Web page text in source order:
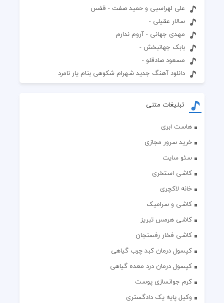
علی لهراسبی و حمید صفت - قفس
سالار عقیلی -
مهدی جهانی - آروم ندارم
بابک جهانبخش -
مسعود صادقلو -
دانلود آهنگ جدید شهرام شکوهی بنام یار نامرد
تبلیغات متنی
هاست ابری
خرید سرور مجازی
سئو سایت
کاشی استخری
خانه لاکچری
کاشی و سرامیک
کاشی هرمس تبریز
کاشی فخار رفسنجان
کپسول درمان کبد چرب گیاهی
کپسول درمان درد معده گیاهی
کرم جوانسازی پوست
وکیل پایه یک دادگستری